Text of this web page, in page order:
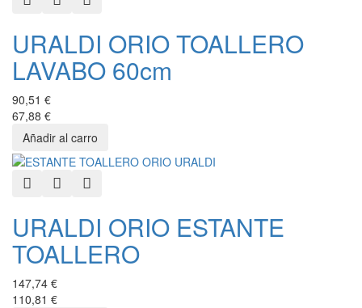
URALDI ORIO TOALLERO
LAVABO 60cm
90,51 €
67,88 €
Quick ViewAdd to Wishlist
URALDI ORIO ESTANTE
TOALLERO
147,74 €
110,81 €